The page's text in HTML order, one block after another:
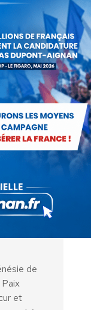
du traité
de
et